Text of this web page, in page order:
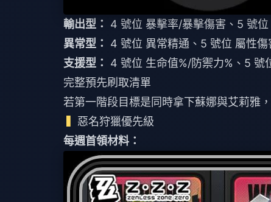
輸出型：
4 號位 暴擊率/暴擊傷害、5 號
異常型：
4 號位 異常精通、5 號位 屬性
支援型：
4 號位 生命值%/防禦力%、5 號
完整預先刷取清單
若第一階段目標是同時拿下蘇娜與艾莉雅
惡名狩獵優先級
每週首領材料：